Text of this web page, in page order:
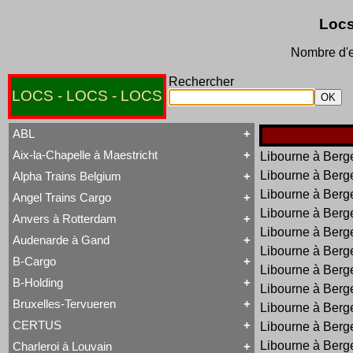
Nombre
LOCS - LOCS - LOCS
Rechercher
ABL
Tout ABL
Baldwin
Brigadelok
Hors Type Voyageurs
Locotracteur
Rail-Route
Type 28
Type 93
Type 28
Type 29
WR 360 C14 K
Aix-la-Chapelle à Maestricht
Tout Aix-la-Chapelle à Maestricht
13 à 15
16
20 à 22
31 à 37
81 à 84
Alpha Trains Belgium
Tout Alpha Trains Belgium
G2000-3
TRAXX F140 MS
Angel Trains Cargo
Tout Angel Trains Cargo
G2000-3
TRAXX F140 MS
Anvers à Rotterdam
Tout Anvers à Rotterdam
1 à 6
7 à 9
11 à 14
19 à 21
Hors Type
Audenarde à Gand
Tout Audenarde à Gand
Hainaut-et-Flandres
B-Cargo
Tout B-Cargo
Série 12
Série 13
Série 23
II
Série 29 II
B-Holding
Tout B-Holding
Série 00 tranche 1963
Bruxelles-Tervueren
Tout Bruxelles-Tervueren
Marchandises
CERTUS
Charleroi à Louvain
Libourne à
Libourne à
Libourne à
Libourne à
Libourne à
Libourne à
Libourne à
Libourne à
Libourne à
Libourne à
Libourne à